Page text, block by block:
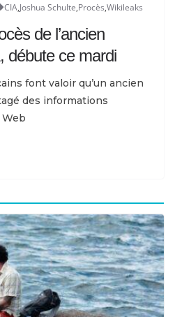
CIA,Joshua Schulte,Procès,Wikileaks
de l’ancien
débute ce mardi
font valoir qu’un ancien
des informations